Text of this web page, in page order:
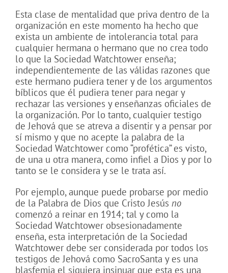
Esta clase de mentalidad que priva dentro de la
organización en este momento ha hecho que
exista un ambiente de intolerancia total para
cualquier hermana o hermano que no crea todo
lo que la Sociedad Watchtower enseña;
independientemente de las válidas razones que
este hermano pudiera tener y de los argumentos
bíblicos que él pudiera tener para negar y
rechazar las versiones y enseñanzas oficiales de
la organización. Por lo tanto, cualquier testigo
de Jehová que se atreva a disentir y a pensar por
sí mismo y que no acepte la palabra de la
Sociedad Watchtower como “profética” es visto,
de una u otra manera, como infiel a Dios y por lo
tanto se le considera y se le trata así.
Por ejemplo, aunque puede probarse por medio
de la Palabra de Dios que Cristo Jesús no
comenzó a reinar en 1914; tal y como la
Sociedad Watchtower obsesionadamente
enseña, esta interpretación de la Sociedad
Watchtower debe ser considerada por todos los
testigos de Jehová como SacroSanta y es una
blasfemia el siquiera insinuar que esta es una